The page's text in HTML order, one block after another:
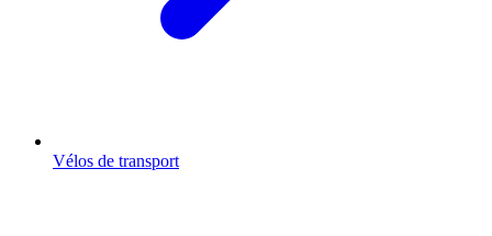
Vélos de transport